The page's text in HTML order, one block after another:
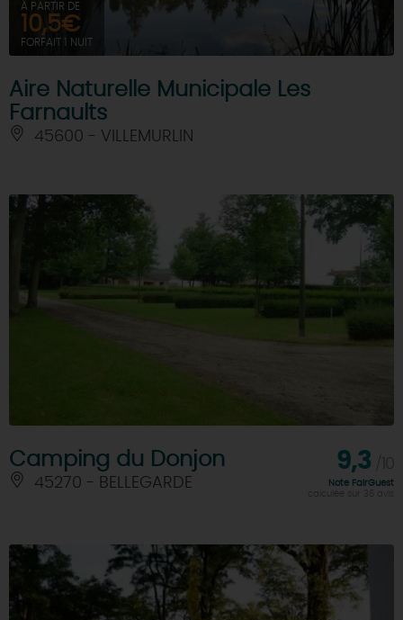
À PARTIR DE
10,5€
FORFAIT 1 NUIT
Aire Naturelle Municipale Les
Farnaults
45600 - VILLEMURLIN
Camping du Donjon
45270 - BELLEGARDE
9,3
Note FairGuest